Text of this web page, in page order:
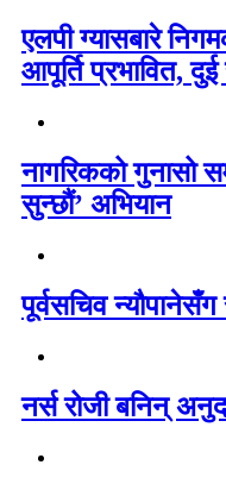
एलपी ग्यासबारे
आपूर्ति प्रभावित,
नागरिकको गुनासो
सुन्छौं’ अभियान
पूर्वसचिव
नर्स रोजी बनिन्